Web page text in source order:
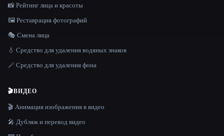
📸 Рейтинг лица и красоты
🖼️ Реставрация фотографий
🎭 Смена лица
💧 Средство для удаления водяных знаков
🪄 Средство для удаления фона
🎬ВИДЕО
🎬 Анимация изображения в видео
🎤 Дубляж и перевод видео